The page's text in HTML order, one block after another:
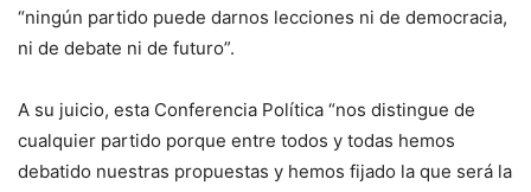
“ningún partido puede darnos lecciones ni de democracia,
ni de debate ni de futuro”.
A su juicio, esta Conferencia Política “nos distingue de
cualquier partido porque entre todos y todas hemos
debatido nuestras propuestas y hemos fijado la que será la